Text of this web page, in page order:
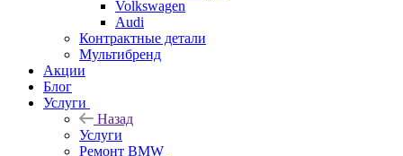
Volkswagen
Audi
Контрактные детали
Мультибренд
Акции
Блог
Услуги
Назад
Услуги
Ремонт BMW